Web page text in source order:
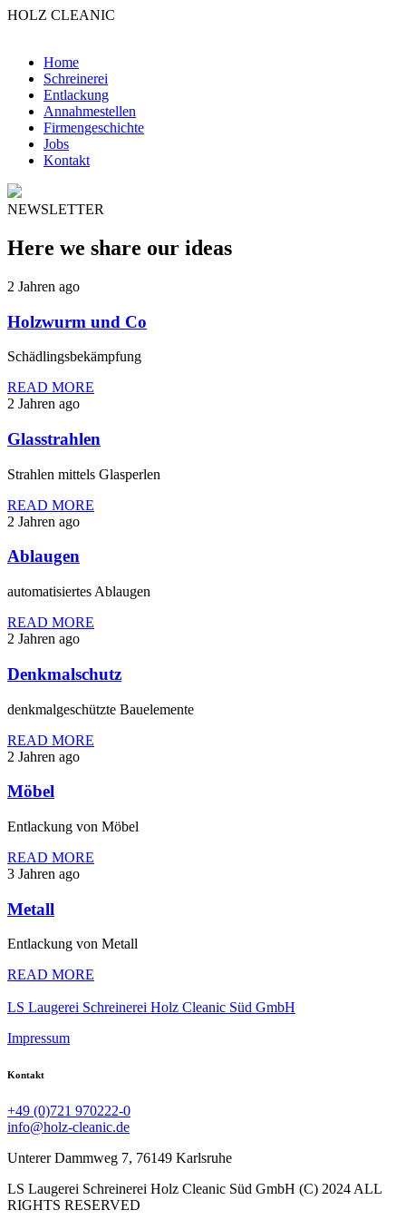
HOLZ CLEANIC
Home
Schreinerei
Entlackung
Annahmestellen
Firmengeschichte
Jobs
Kontakt
NEWSLETTER
Here we share our ideas
2 Jahren ago
Holzwurm und Co
Schädlingsbekämpfung
READ MORE
2 Jahren ago
Glasstrahlen
Strahlen mittels Glasperlen
READ MORE
2 Jahren ago
Ablaugen
automatisiertes Ablaugen
READ MORE
2 Jahren ago
Denkmalschutz
denkmalgeschützte Bauelemente
READ MORE
2 Jahren ago
Möbel
Entlackung von Möbel
READ MORE
3 Jahren ago
Metall
Entlackung von Metall
READ MORE
LS Laugerei Schreinerei Holz Cleanic Süd GmbH
Impressum
Kontakt
+49 (0)721 970222-0
info@holz-cleanic.de
Unterer Dammweg 7, 76149 Karlsruhe
LS Laugerei Schreinerei Holz Cleanic Süd GmbH (C) 2024 ALL
RIGHTS RESERVED